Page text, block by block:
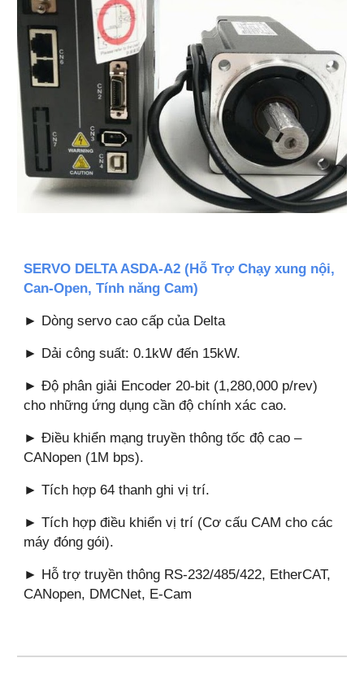
SERVO DELTA ASDA-A2 (Hỗ Trợ Chạy xung nội,
Can-Open, Tính năng Cam)
► Dòng servo cao cấp của Delta
► Dải công suất: 0.1kW đến 15kW.
► Độ phân giải Encoder 20-bit (1,280,000 p/rev)
cho những ứng dụng cần độ chính xác cao.
► Điều khiển mạng truyền thông tốc độ cao –
CANopen (1M bps).
► Tích hợp 64 thanh ghi vị trí.
► Tích hợp điều khiển vị trí (Cơ cấu CAM cho các
máy đóng gói).
► Hỗ trợ truyền thông RS-232/485/422, EtherCAT,
CANopen, DMCNet, E-Cam